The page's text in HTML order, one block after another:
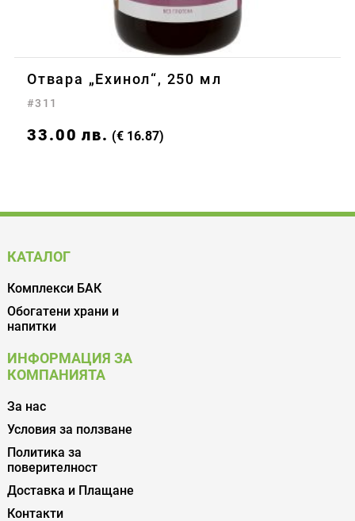
Отвара „Eхинол“, 250 мл
#311
33.00 лв. (€ 16.87)
КАТАЛОГ
Комплекси БАК
Обогатени храни и
напитки
ИНФОРМАЦИЯ ЗА
КОМПАНИЯТА
За нас
Условия за ползване
Политика за
поверителност
Доставка и Плащане
Контакти